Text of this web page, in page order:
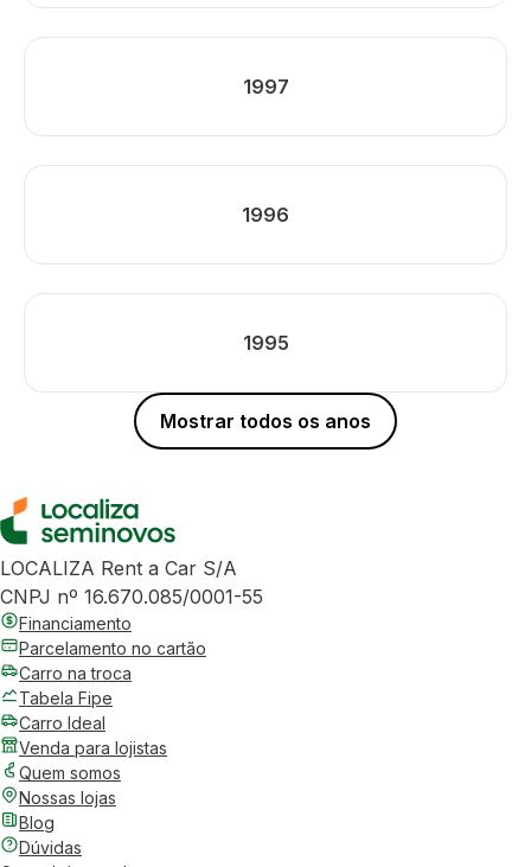
1997
1996
1995
Mostrar todos os anos
LOCALIZA Rent a Car S/A
CNPJ nº 16.670.085/0001-55
Financiamento
Parcelamento no cartão
Carro na troca
Tabela Fipe
Carro Ideal
Venda para lojistas
Quem somos
Nossas lojas
Blog
Dúvidas